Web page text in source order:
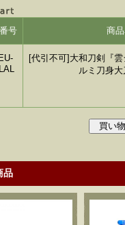
号 商品
[代引不可]大和刀剣『
ルミ刀身
品